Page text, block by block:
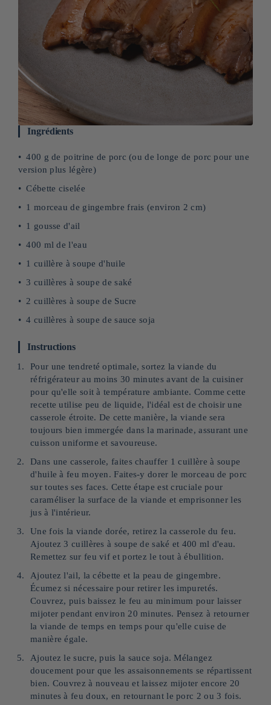
Ingrédients
400 g de poitrine de porc (ou de longe de porc pour une
version plus légère)
Cébette ciselée
1 morceau de gingembre frais (environ 2 cm)
1 gousse d'ail
400 ml de l'eau
1 cuillère à soupe d'huile
3 cuillères à soupe de saké
2 cuillères à soupe de Sucre
4 cuillères à soupe de sauce soja
Instructions
Pour une tendreté optimale, sortez la viande du
réfrigérateur au moins 30 minutes avant de la cuisiner
pour qu'elle soit à température ambiante. Comme cette
recette utilise peu de liquide, l'idéal est de choisir une
casserole étroite. De cette manière, la viande sera
toujours bien immergée dans la marinade, assurant une
cuisson uniforme et savoureuse.
Dans une casserole, faites chauffer 1 cuillère à soupe
d'huile à feu moyen. Faites-y dorer le morceau de porc
sur toutes ses faces. Cette étape est cruciale pour
caraméliser la surface de la viande et emprisonner les
jus à l'intérieur.
Une fois la viande dorée, retirez la casserole du feu.
Ajoutez 3 cuillères à soupe de saké et 400 ml d'eau.
Remettez sur feu vif et portez le tout à ébullition.
Ajoutez l'ail, la cébette et la peau de gingembre.
Écumez si nécessaire pour retirer les impuretés.
Couvrez, puis baissez le feu au minimum pour laisser
mijoter pendant environ 20 minutes. Pensez à retourner
la viande de temps en temps pour qu'elle cuise de
manière égale.
Ajoutez le sucre, puis la sauce soja. Mélangez
doucement pour que les assaisonnements se répartissent
bien. Couvrez à nouveau et laissez mijoter encore 20
minutes à feu doux, en retournant le porc 2 ou 3 fois.